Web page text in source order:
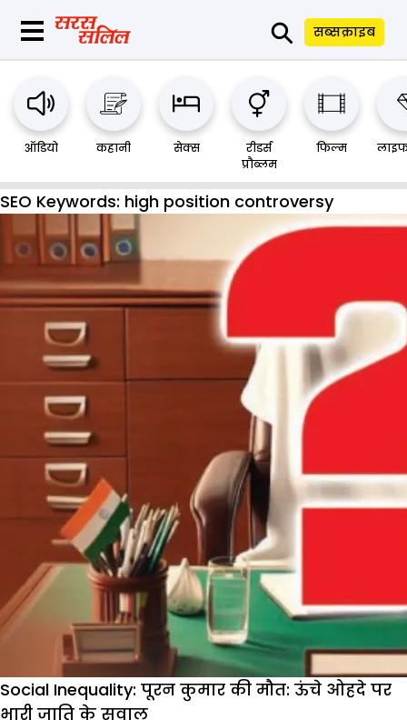
⚲ सब्सक्राइब
ऑडियो कहानी सेक्स
रीडर्स
प्रौब्लम
फिल्म
SEO Keywords: high position controversy
Social Inequality: पूरन कुमार की मौत: ऊंचे ओहदे पर
भारी जाति के सवाल